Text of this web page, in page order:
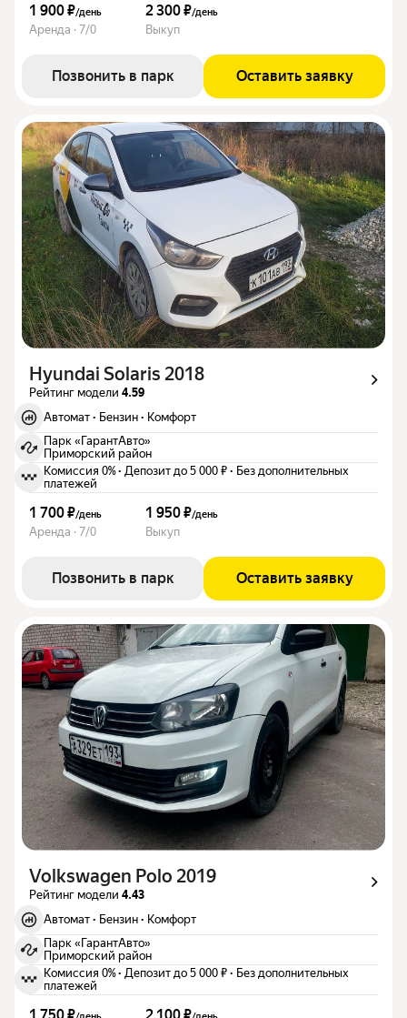
1 900 ₽/день
Аренда · 7/0
2 300 ₽/день
Выкуп
Позвонить в парк Оставить заявку
Hyundai Solaris 2018
Рейтинг модели 4.59
Автомат · Бензин · Комфорт
Парк «ГарантАвто»
Приморский район
Комиссия 0%· Депозит до 5 000 ₽ · Без дополнительных
платежей
1 700 ₽/день
Аренда · 7/0
1 950 ₽/день
Выкуп
Позвонить в парк Оставить заявку
Volkswagen Polo 2019
Рейтинг модели 4.43
Автомат · Бензин · Комфорт
Парк «ГарантАвто»
Приморский район
Комиссия 0%· Депозит до 5 000 ₽ · Без дополнительных
платежей
1 750 ₽ 2 100 ₽